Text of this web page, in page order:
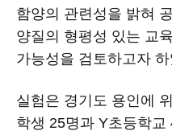
함양의 관련성을 밝혀
양질의 형평성 있는 교
가능성을 검토하고자
실험은 경기도 용인에
학생 25명과 Y초등학